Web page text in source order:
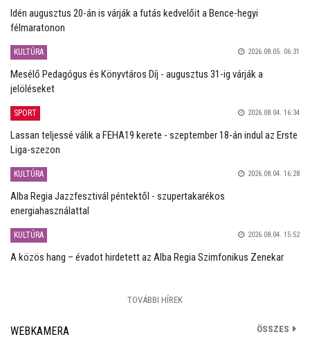
Idén augusztus 20-án is várják a futás kedvelőit a Bence-hegyi
félmaratonon
KULTÚRA 2026.08.05. 06:31
Mesélő Pedagógus és Könyvtáros Díj - augusztus 31-ig várják a
jelöléseket
SPORT 2026.08.04. 16:34
Lassan teljessé válik a FEHA19 kerete - szeptember 18-án indul az Erste
Liga-szezon
KULTÚRA 2026.08.04. 16:28
Alba Regia Jazzfesztivál péntektől - szupertakarékos
energiahasználattal
KULTÚRA 2026.08.04. 15:52
A közös hang – évadot hirdetett az Alba Regia Szimfonikus Zenekar
TOVÁBBI HÍREK
WEBKAMERA ÖSSZES